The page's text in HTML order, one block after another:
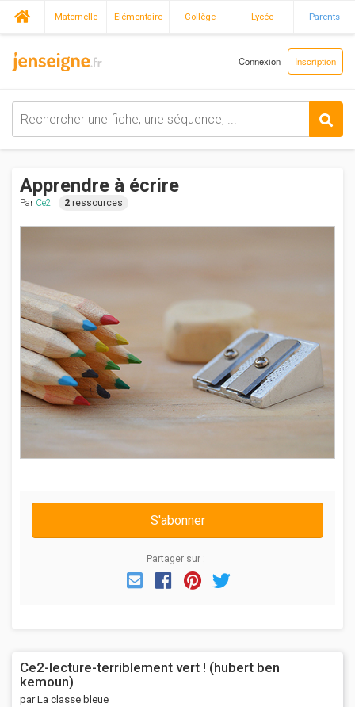
Maternelle Elémentaire Collège Lycée Parents
Connexion Inscription
Apprendre à écrire
Par Ce2 2 ressources
S'abonner
Partager sur :
EmailFacebook
Pinterest
Ce2-lecture-terriblement vert ! (hubert ben
kemoun)
par La classe bleue